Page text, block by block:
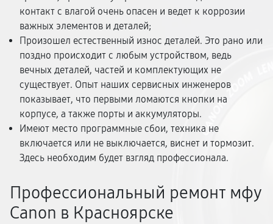
контакт с влагой очень опасен и ведет к коррозии
важных элементов и деталей;
Произошел естественный износ деталей. Это рано или
поздно происходит с любым устройством, ведь
вечных деталей, частей и комплектующих не
существует. Опыт наших сервисных инженеров
показывает, что первыми ломаются кнопки на
корпусе, а также порты и аккумуляторы.
Имеют место программные сбои, техника не
включается или не выключается, виснет и тормозит.
Здесь необходим будет взгляд профессионала.
Профессиональный ремонт мфу
Canon в Красноярске